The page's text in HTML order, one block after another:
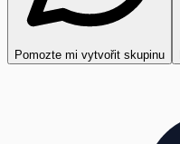
Pomozte mi vytvořit skupinu